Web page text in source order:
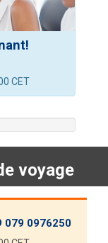
CET
voyage
079 0976250